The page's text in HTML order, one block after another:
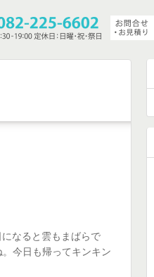
なると雲もまばらで
今日も帰ってキンキン